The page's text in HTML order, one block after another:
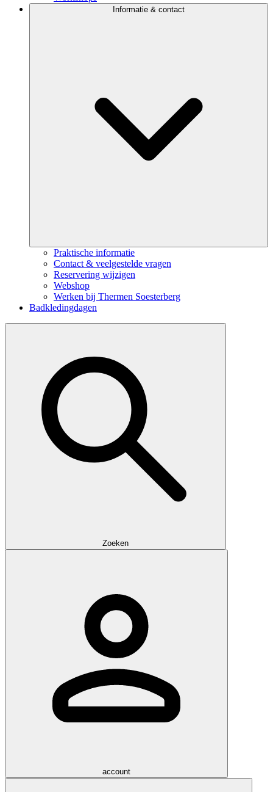
Informatie & contact
Praktische informatie
Contact & veelgestelde vragen
Reservering wijzigen
Webshop
Werken bij Thermen Soesterberg
Badkledingdagen
Zoeken
account